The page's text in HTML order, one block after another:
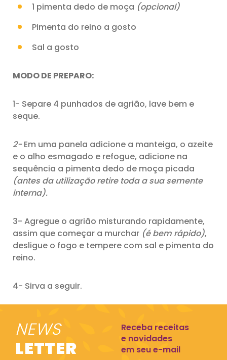
1 pimenta dedo de moça (opcional)
Pimenta do reino a gosto
Sal a gosto
MODO DE PREPARO:
1- Separe 4 punhados de agrião, lave bem e
seque.
2-Em uma panela adicione a manteiga, o azeite
e o alho esmagado e refogue, adicione na
sequência a pimenta dedo de moça picada
(antes da utilização retire toda a sua semente
interna).
3- Agregue o agrião misturando rapidamente,
assim que começar a murchar (é bem rápido),
desligue o fogo e tempere com sal e pimenta do
reino.
4- Sirva a seguir.
NEWS
LETTER
Receba receitas
e novidades
em seu e-mail